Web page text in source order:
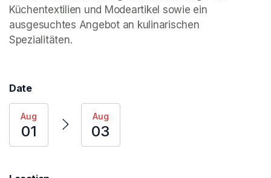
Küchentextilien und Modeartikel sowie ein
ausgesuchtes Angebot an kulinarischen
Spezialitäten.
Date
Aug
01
Aug
03